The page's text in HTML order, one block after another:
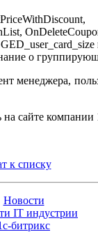
о
менеджера,
сайте компании
к списку
Новости
IT индустрии
битрикс